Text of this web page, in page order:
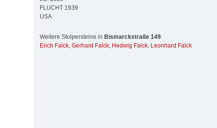
FLUCHT 1939
USA
Weitere Stolpersteine in Bismarckstraße 149:
Erich Falck, Gerhard Falck, Hedwig Falck, Leonhard Falck